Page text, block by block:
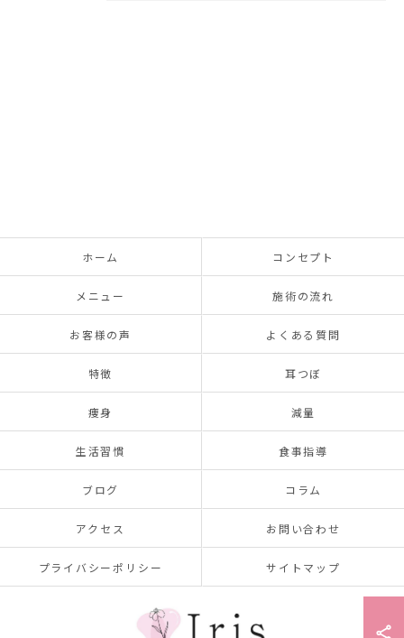
ホーム コンセプト
メニュー 施術の流れ
お客様の声 よくある質問
特徴 耳つぼ
痩身 減量
生活習慣 食事指導
ブログ コラム
アクセス お問い合わせ
プライバシーポリシー サイトマップ